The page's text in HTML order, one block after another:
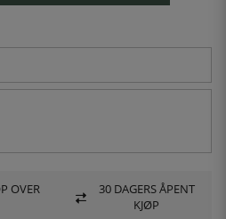
OVER
30 DAGERS ÅPENT
KJØP